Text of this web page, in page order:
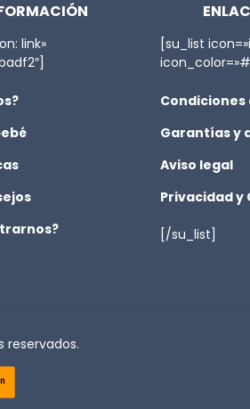
link»
[su_list
Garantías y
Aviso legal
Privacidad y
[/su_list]
reservados.